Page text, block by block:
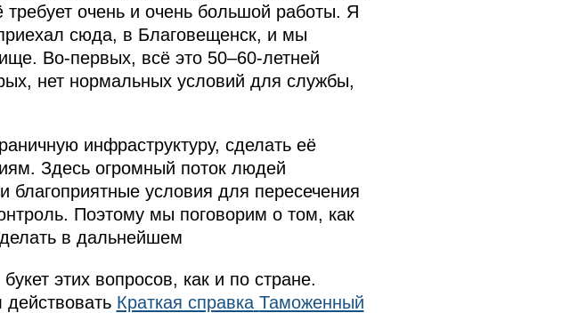
требует очень и очень большой работы. Я
сюда, в Благовещенск, и мы
Во‑первых, всё это 50–60-летней
нет нормальных условий для службы,
инфраструктуру, сделать её
Здесь огромный поток людей
благоприятные условия для пересечения
Поэтому мы поговорим о том, как
в дальнейшем
этих вопросов, как и по стране.
Краткая справка Таможенный